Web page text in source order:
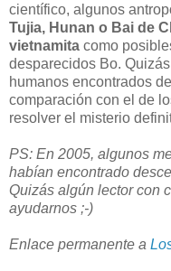
científico, algunos
Tujia, Hunan o Bai de
vietnamita como
desparecidos Bo.
humanos encontrados
comparación con el de
resolver el misterio
PS: En 2005, algunos
habían encontrado
Quizás algún lector con
ayudarnos ;-)
Enlace permanente a